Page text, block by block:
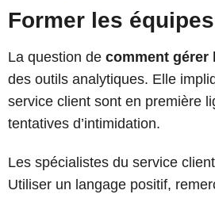
Former les
La question de comment gérer
des outils analytiques. Elle
service client sont en première
tentatives d’intimidation.
Les spécialistes du service
Utiliser un langage positif,